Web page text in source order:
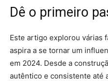
Dê o primeiro
Este artigo explorou várias
aspira a se tornar um
em 2024. Desde a
autêntico e consistente até